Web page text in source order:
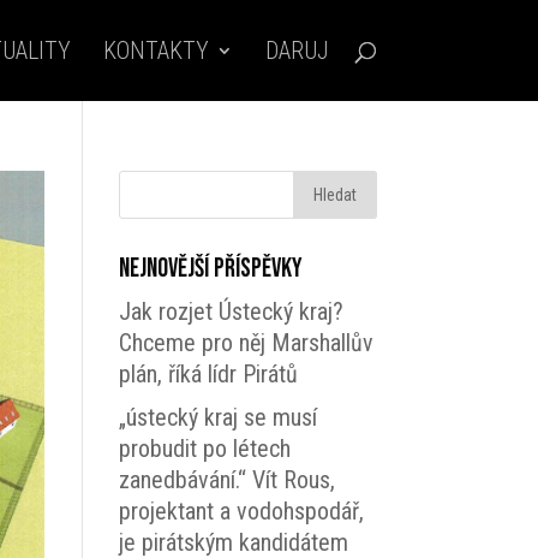
KONTAKTY DARUJ
Nejnovější příspěvky
Jak rozjet Ústecký kraj?
Chceme pro něj Marshallův
plán, říká lídr Pirátů
„ústecký kraj se musí
probudit po létech
zanedbávání.“ Vít Rous,
projektant a vodohspodář,
je pirátským kandidátem